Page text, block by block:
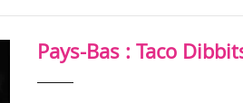
Pays-Bas : Taco